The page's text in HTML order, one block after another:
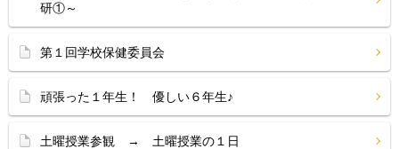
研①～
第１回学校保健委員会
頑張った１年生！ 優しい６年生♪
土曜授業参観 → 土曜授業の１日